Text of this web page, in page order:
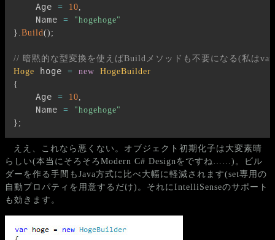
    Age
= 10,
    Name
=
"hogehoge"
} .Build() ;
// 暗黙的な型変換を使えばBuildメソッドも不要になる(私は
Hoge hoge = new
HogeBuilder
{
    Age
= 10,
    Name
=
"hogehoge"
} ;
ええ、これなら悪くない。オブジェクト初期化子は大変素晴
らしい(本当にそろそろModern C# Designをですね……)。ビル
ダーを作る手間もJava方式に比べ大幅に軽減されます(set専用の
自動プロパティを用意するだけ)。それにIntelliSenseのサポート
も効きます。